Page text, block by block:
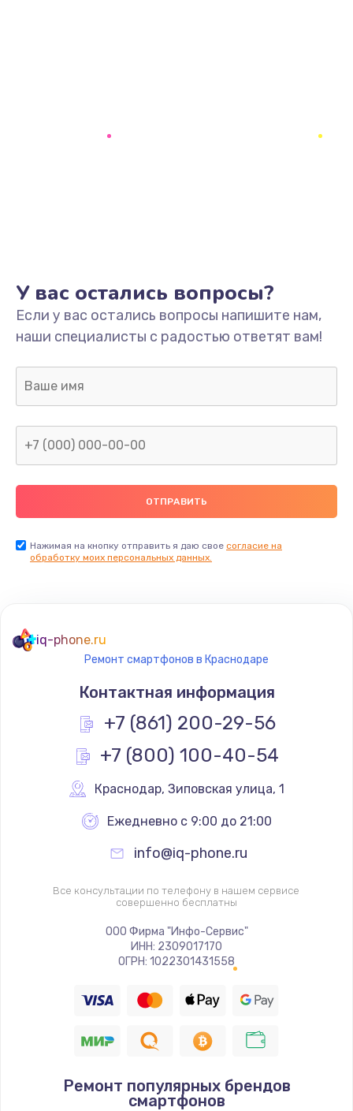
У вас остались вопросы?
Если у вас остались вопросы напишите нам,
наши специалисты с радостью ответят вам!
Нажимая на кнопку отправить я даю свое согласие на
обработку моих персональных данных.
iq-phone.ru
Ремонт смартфонов в Краснодаре
Контактная информация
+7 (861) 200-29-56
+7 (800) 100-40-54
Краснодар, Зиповская улица, 1
Ежедневно с 9:00 до 21:00
info@iq-phone.ru
Все консультации по телефону в нашем сервисе
совершенно бесплатны
ООО Фирма "Инфо-Сервис"
ИНН: 2309017170
ОГРН: 1022301431558
Ремонт популярных брендов
смартфонов